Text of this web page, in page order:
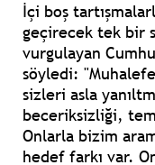
İçi boş
geçirecek tek bir
vurgulayan
söyledi:
sizleri asla
beceriksizliği,
Onlarla bizim
hedef farkı var.